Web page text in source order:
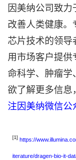
因美纳公司致
改善人类健康
芯片技术的领
用市场客户提
命科学、肿瘤学
欲了解更多信息
注因美纳微信公
[1] https://
iterature/dragen-bio-it-